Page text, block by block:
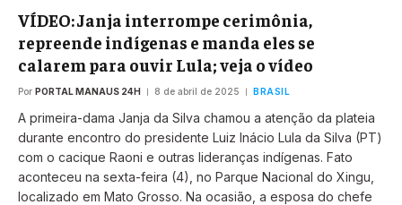
VÍDEO: Janja interrompe cerimônia,
repreende indígenas e manda eles se
calarem para ouvir Lula; veja o vídeo
Por PORTAL MANAUS 24H 8 de abril de 2025 BRASIL
A primeira-dama Janja da Silva chamou a atenção da plateia
durante encontro do presidente Luiz Inácio Lula da Silva (PT)
com o cacique Raoni e outras lideranças indígenas. Fato
aconteceu na sexta-feira (4), no Parque Nacional do Xingu,
localizado em Mato Grosso. Na ocasião, a esposa do chefe